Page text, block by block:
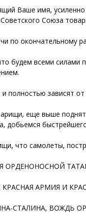
Ваше имя,
Союза
по окончательному
будем всеми
полностью зависят
еще выше
добьемся
что самолеты,
ОРДЕНОНОСНОЙ
КРАСНАЯ АРМИЯ И
СТАЛИНА, ВОЖДЬ